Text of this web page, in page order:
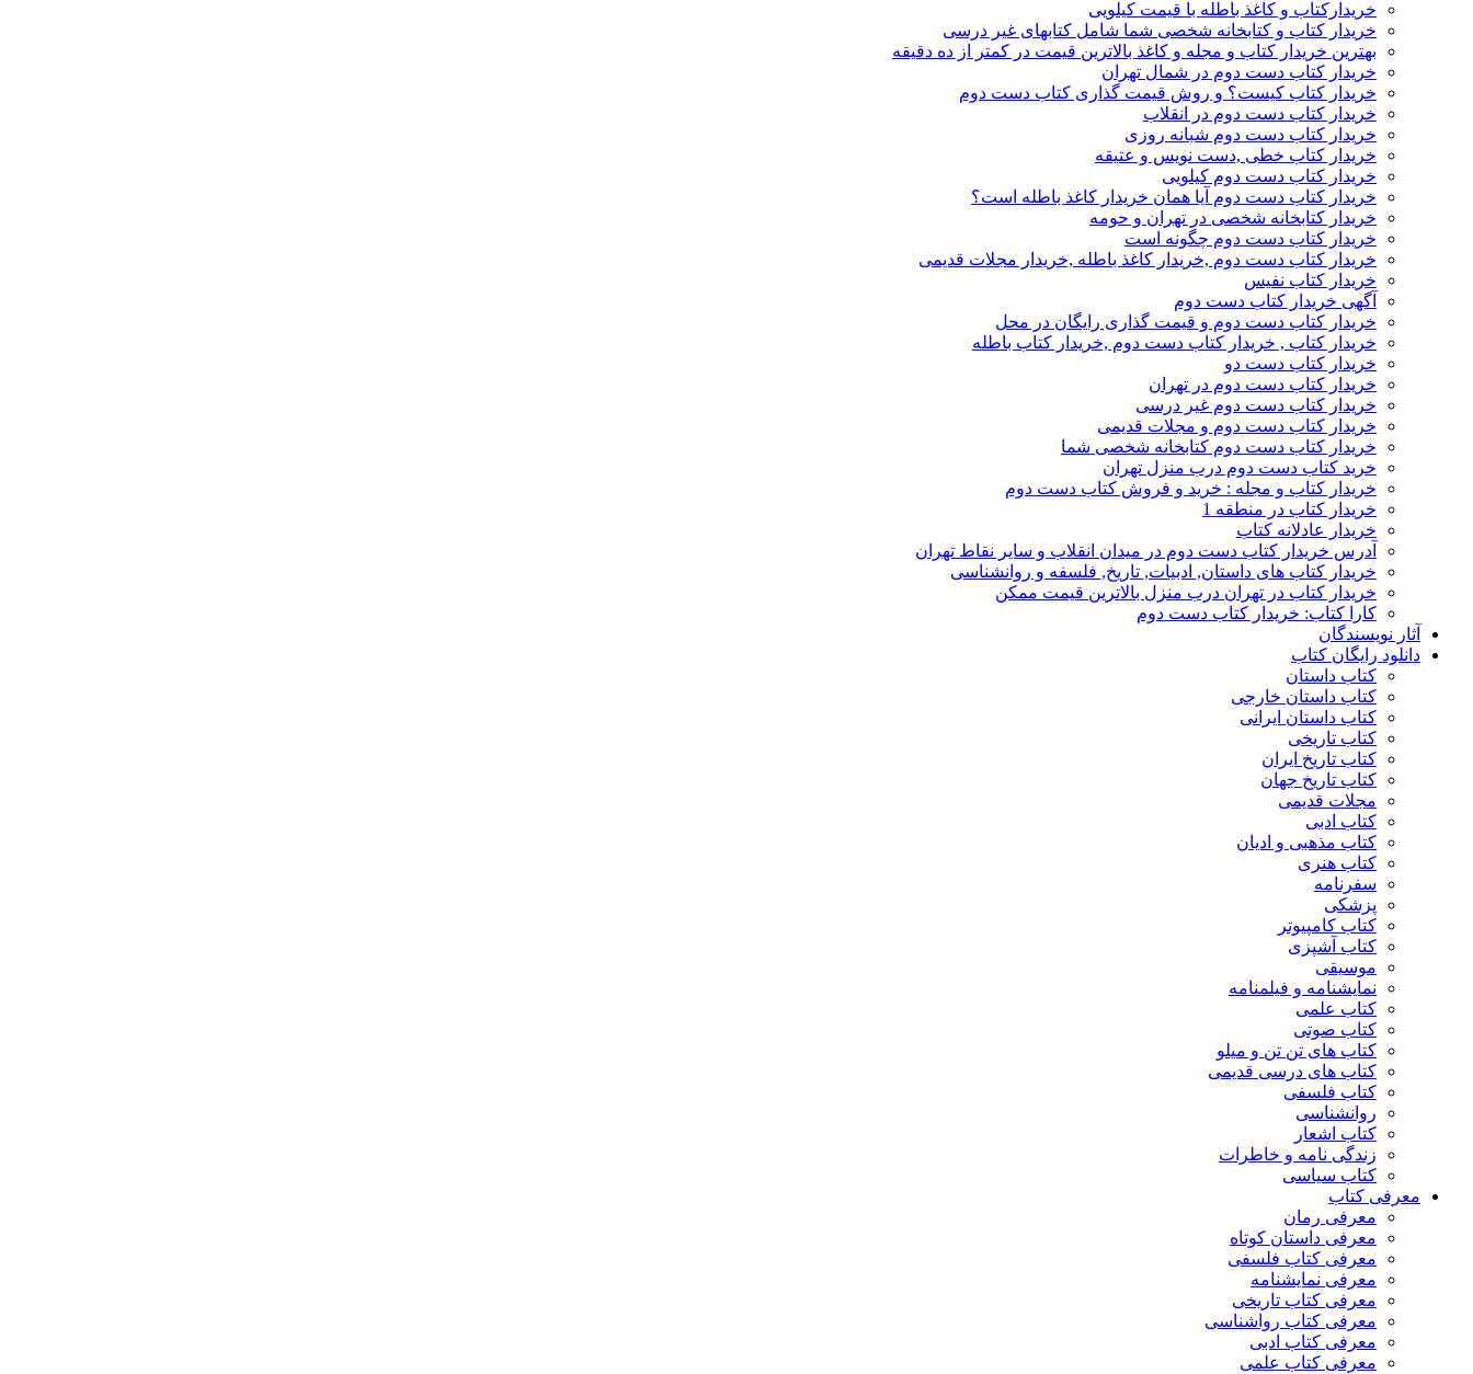
خریدارکتاب و کاغذ باطله با قیمت کیلویی
خریدار کتاب و کتابخانه شخصی شما شامل کتابهای غیر درسی
بهترین خریدار کتاب و مجله و کاغذ بالاترین قیمت در کمتر از ده دقیقه
خریدار کتاب دست دوم در شمال تهران
خریدار کتاب کیست؟ و روش قیمت گذاری کتاب دست دوم
خریدار کتاب دست دوم در انقلاب
خریدار کتاب دست دوم شبانه روزی
خریدار کتاب خطی ,دست نویس و عتیقه
خریدار کتاب دست دوم کیلویی
خریدار کتاب دست دوم آیا همان خریدار کاغذ باطله است؟
خریدار کتابخانه شخصی در تهران و حومه
خریدار کتاب دست دوم چگونه است
خریدار کتاب دست دوم ,خریدار کاغذ باطله ,خریدار مجلات قدیمی
خریدار کتاب نفیس
آگهی خریدار کتاب دست دوم
خریدار کتاب دست دوم و قیمت گذاری رایگان در محل
خریدار کتاب , خریدار کتاب دست دوم ,خریدار کتاب باطله
خریدار کتاب دست دو
خریدار کتاب دست دوم در تهران
خریدار کتاب دست دوم غیر درسی
خریدار کتاب دست دوم و مجلات قدیمی
خریدار کتاب دست دوم کتابخانه شخصی شما
خرید کتاب دست دوم درب منزل تهران
خریدار کتاب و مجله : خرید و فروش کتاب دست دوم
خریدار کتاب در منطقه 1
خریدار عادلانه کتاب
آدرس خریدار کتاب دست دوم در میدان انقلاب و سایر نقاط تهران
خریدار کتاب های داستان, ادبیات, تاریخ, فلسفه و روانشناسی
خریدار کتاب در تهران درب منزل بالاترین قیمت ممکن
کارا کتاب: خریدار کتاب دست دوم
آثار نویسندگان
دانلود رایگان کتاب
کتاب داستان
کتاب داستان خارجی
کتاب داستان ایرانی
کتاب تاریخی
کتاب تاریخ ایران
کتاب تاریخ جهان
مجلات قدیمی
کتاب ادبی
کتاب مذهبی و ادیان
کتاب هنری
سفرنامه
پزشکی
کتاب کامپیوتر
کتاب آشپزی
موسیقی
نمایشنامه و فیلمنامه
کتاب علمی
کتاب صوتی
کتاب های تن تن و میلو
کتاب های درسی قدیمی
کتاب فلسفی
روانشناسی
کتاب اشعار
زندگی نامه و خاطرات
کتاب سیاسی
معرفی کتاب
معرفی رمان
معرفی داستان کوتاه
معرفی کتاب فلسفی
معرفی نمایشنامه
معرفی کتاب تاریخی
معرفی کتاب رواشناسی
معرفی کتاب ادبی
معرفی کتاب علمی